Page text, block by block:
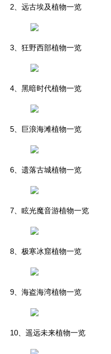
2、远古埃及植物一览
3、狂野西部植物一览
4、黑暗时代植物一览
5、巨浪海滩植物一览
6、遗落古城植物一览
7、眩光魔音游植物一览
8、极寒冰窟植物一览
9、海盗海湾植物一览
10、遥远未来植物一览